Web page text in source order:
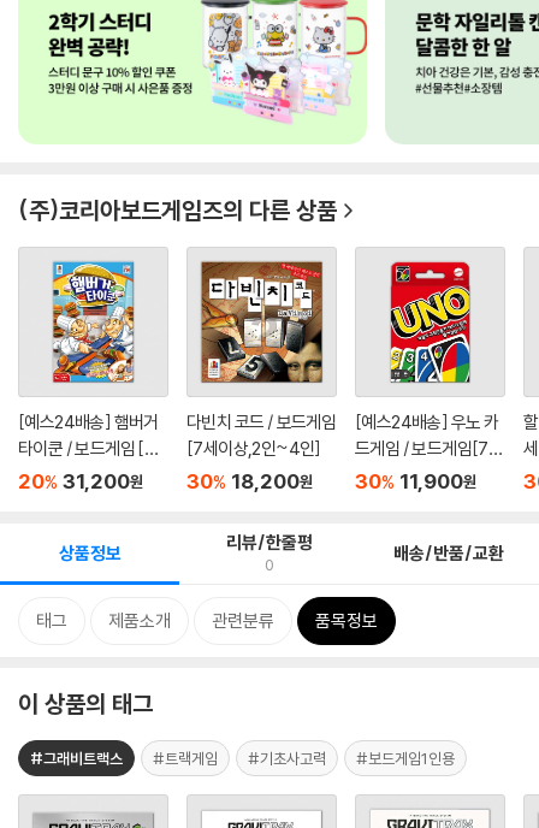
(주)코리아보드게임즈의 다른 상품
[예스24배송] 햄버거
타이쿤 / 보드게임 [만
6세...
20% 31,200원
다빈치 코드 / 보드게임
[7세이상,2인~4인]
30% 18,200원
[예스24배송] 우노 카
드게임 / 보드게임[7세
이상...
30% 11,900원
상품정보 리뷰/한줄평
0 배송/반품/교환
태그 제품소개 관련분류 품목정보
이 상품의 태그
#그래비트랙스 #트랙게임 #기초사고력 #보드게임1인용